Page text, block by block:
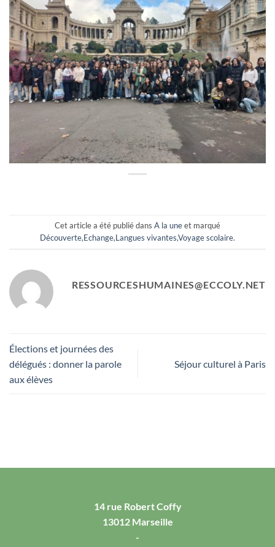
Cet article a été publié dans A la uneet marqué
Découverte,Echange,Langues vivantes,Voyage scolaire.
RESSOURCESHUMAINES@ECCOLY.NET
Élections et journées des
délégués : donner la parole
aux élèves
Séjour culturel à Paris
14 rue Robert Coffy
13012 Marseille
-